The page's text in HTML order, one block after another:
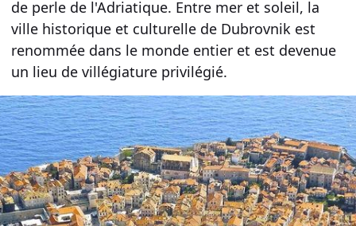
de perle de l'Adriatique. Entre mer et soleil, la
ville historique et culturelle de Dubrovnik est
renommée dans le monde entier et est devenue
un lieu de villégiature privilégié.